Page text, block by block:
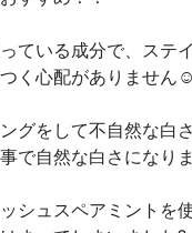
ている成分で、ステ
く心配がありません
グをして不自然な白
で自然な白さになり
シュスペアミントを